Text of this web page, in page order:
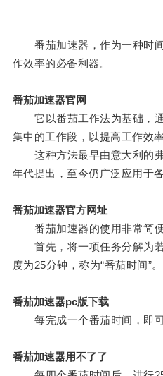
番茄加速器，作为一种时间
作效率的必备利器。
番茄加速器官网
它以番茄工作法为基础，通
集中的工作段，以提高工作效
这种方法最早由意大利的弗
年代提出，至今仍广泛应用于
番茄加速器官方网址
番茄加速器的使用非常简便
首先，将一项任务分解为若
度为25分钟，称为“番茄时间”。
番茄加速器pc版下载
每完成一个番茄时间，即可
番茄加速器用不了了